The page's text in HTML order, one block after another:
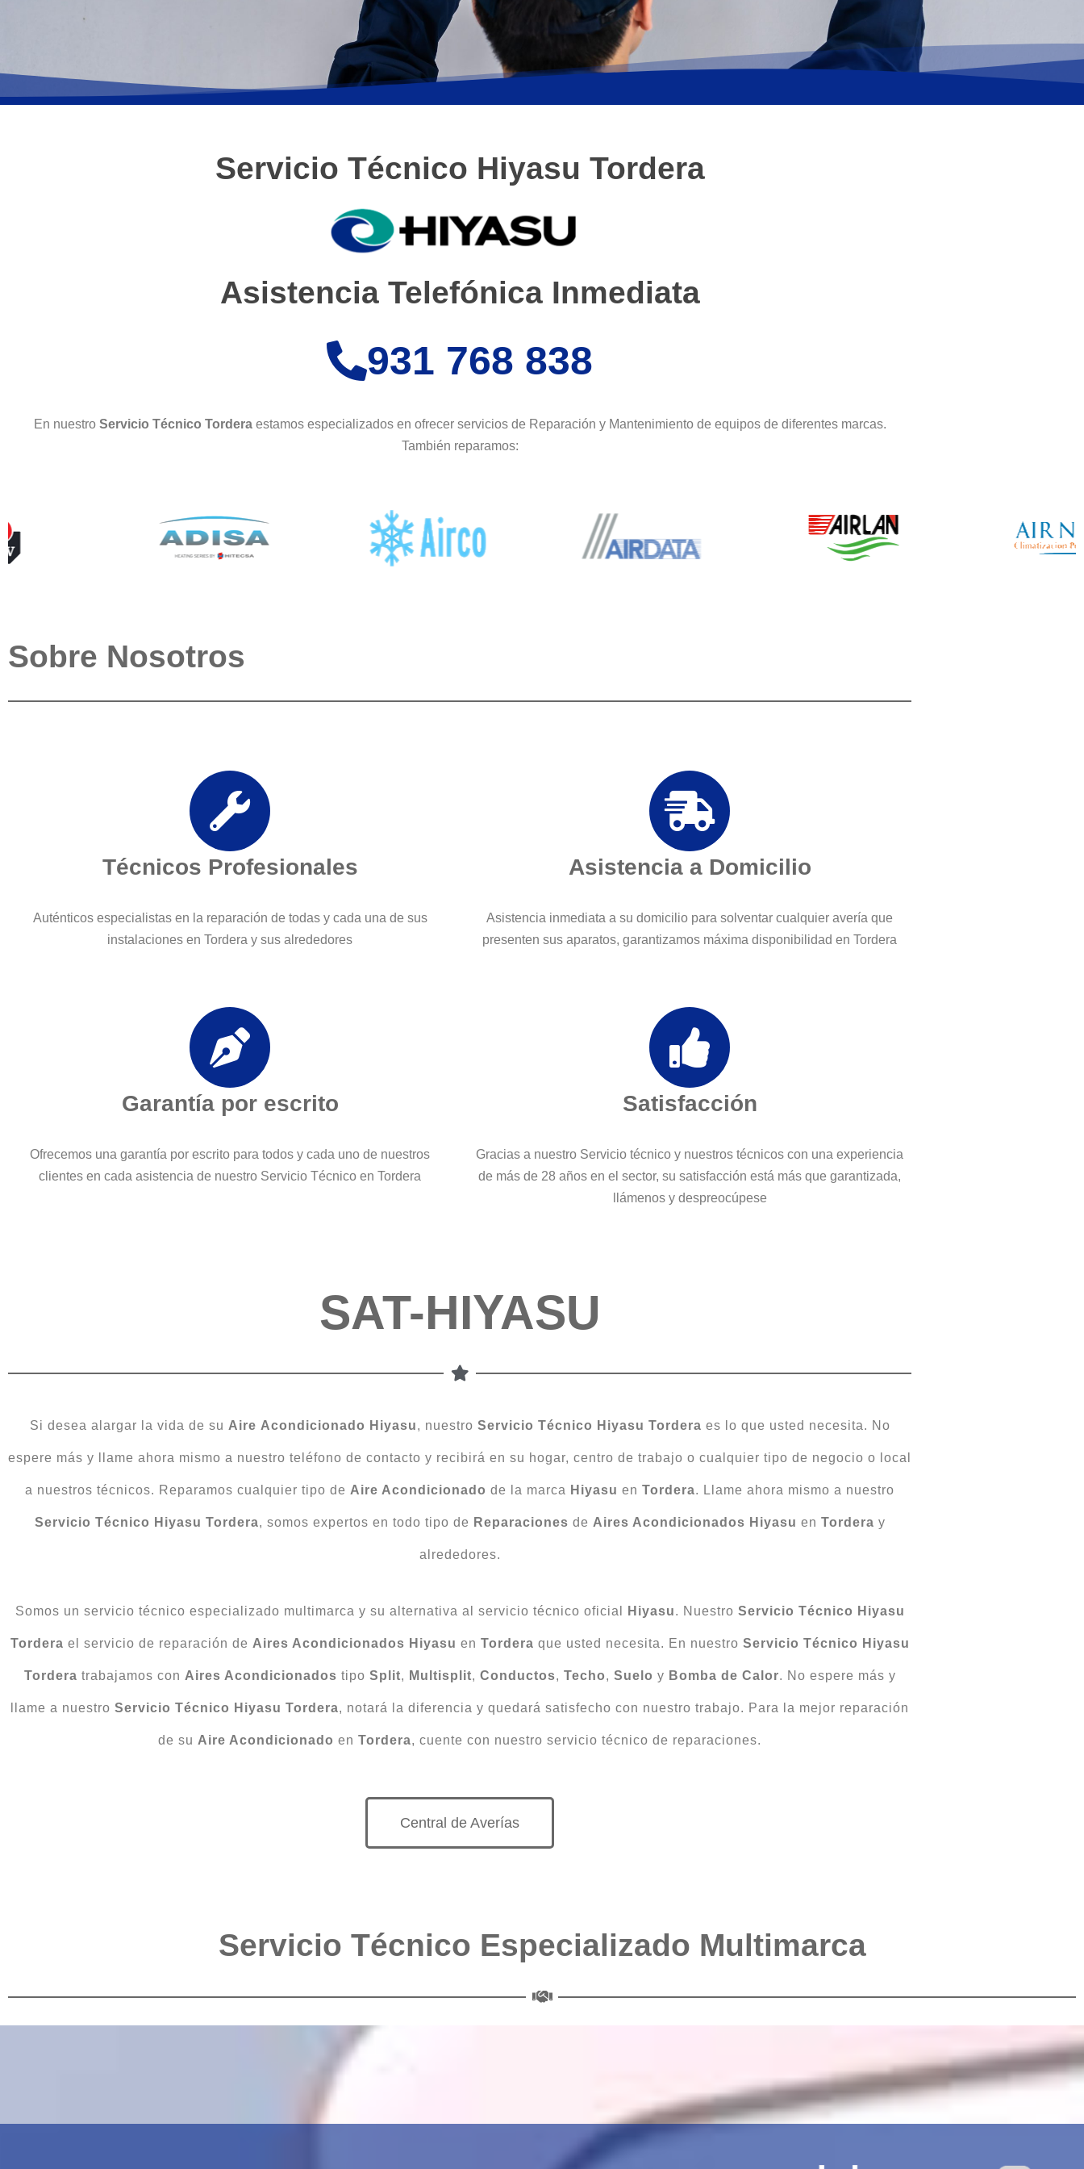
Servicio Técnico Hiyasu Tordera
Asistencia Telefónica Inmediata
931 768 838
En nuestro Servicio Técnico Tordera estamos especializados en ofrecer servicios de Reparación y Mantenimiento de equipos de diferentes marcas.
También reparamos:
Sobre Nosotros
Técnicos Profesionales
Auténticos especialistas en la reparación de todas y cada una de sus
instalaciones en Tordera y sus alrededores
Asistencia a Domicilio
Asistencia inmediata a su domicilio para solventar cualquier avería que
presenten sus aparatos, garantizamos máxima disponibilidad en Tordera
Garantía por escrito
Ofrecemos una garantía por escrito para todos y cada uno de nuestros
clientes en cada asistencia de nuestro Servicio Técnico en Tordera
Satisfacción
Gracias a nuestro Servicio técnico y nuestros técnicos con una experiencia
de más de 28 años en el sector, su satisfacción está más que garantizada,
llámenos y despreocúpese
SAT-HIYASU
Si desea alargar la vida de su Aire Acondicionado Hiyasu, nuestro Servicio Técnico Hiyasu Tordera es lo que usted necesita. No
espere más y llame ahora mismo a nuestro teléfono de contacto y recibirá en su hogar, centro de trabajo o cualquier tipo de negocio o local
a nuestros técnicos. Reparamos cualquier tipo de Aire Acondicionado de la marca Hiyasu en Tordera. Llame ahora mismo a nuestro
Servicio Técnico Hiyasu Tordera, somos expertos en todo tipo de Reparaciones de Aires Acondicionados Hiyasu en Tordera y
alrededores.
Somos un servicio técnico especializado multimarca y su alternativa al servicio técnico oficial Hiyasu. Nuestro Servicio Técnico Hiyasu
Tordera el servicio de reparación de Aires Acondicionados Hiyasu en Tordera que usted necesita. En nuestro Servicio Técnico Hiyasu
Tordera trabajamos con Aires Acondicionados tipo Split, Multisplit, Conductos, Techo, Suelo y Bomba de Calor. No espere más y
llame a nuestro Servicio Técnico Hiyasu Tordera, notará la diferencia y quedará satisfecho con nuestro trabajo. Para la mejor reparación
de su Aire Acondicionado en Tordera, cuente con nuestro servicio técnico de reparaciones.
Central de Averías
Servicio Técnico Especializado Multimarca